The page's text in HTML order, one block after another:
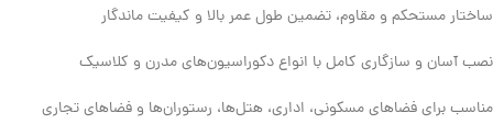
ساختار مستحکم و مقاوم، تضمین طول عمر بالا و کیفیت ماندگار
نصب آسان و سازگاری کامل با انواع دکوراسیون‌های مدرن و کلاسیک
مناسب برای فضاهای مسکونی، اداری، هتل‌ها، رستوران‌ها و فضاهای تجاری